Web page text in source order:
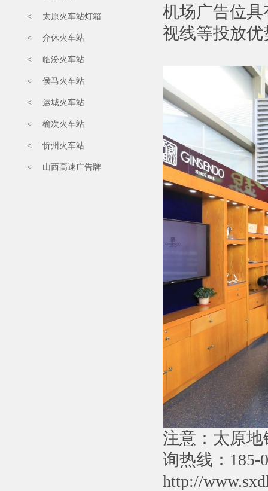
< 太原火车站灯箱
< 介休火车站
< 临汾火车站
< 侯马火车站
< 运城火车站
< 榆次火车站
< 忻州火车站
< 山西高速广告牌
机场广告位
视线等投放优
注意：太原
询热线：185-
http://